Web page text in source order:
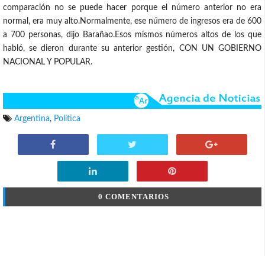
comparación no se puede hacer porque el número anterior no era
normal, era muy alto.Normalmente, ese número de ingresos era de 600
a 700 personas, dijo Barañao.Esos mismos números altos de los que
habló, se dieron durante su anterior gestión, CON UN GOBIERNO
NACIONAL Y POPULAR.
Argentina, Política
0 COMENTARIOS